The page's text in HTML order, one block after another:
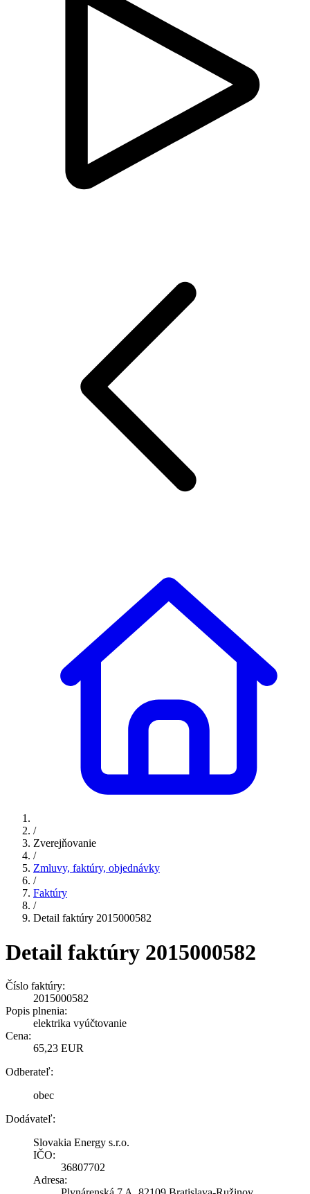
/
Zverejňovanie
/
Zmluvy, faktúry, objednávky
/
Faktúry
/
Detail faktúry 2015000582
Detail faktúry 2015000582
Číslo faktúry:
2015000582
Popis plnenia:
elektrika vyúčtovanie
Cena:
65,23 EUR
Odberateľ:
obec
Dodávateľ:
Slovakia Energy s.r.o.
IČO:
36807702
Adresa: